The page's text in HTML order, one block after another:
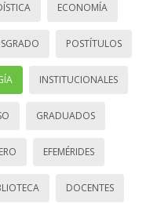
ECONOMÍA
POSTÍTULOS
INSTITUCIONALES
GRADUADOS
EFEMÉRIDES
DOCENTES